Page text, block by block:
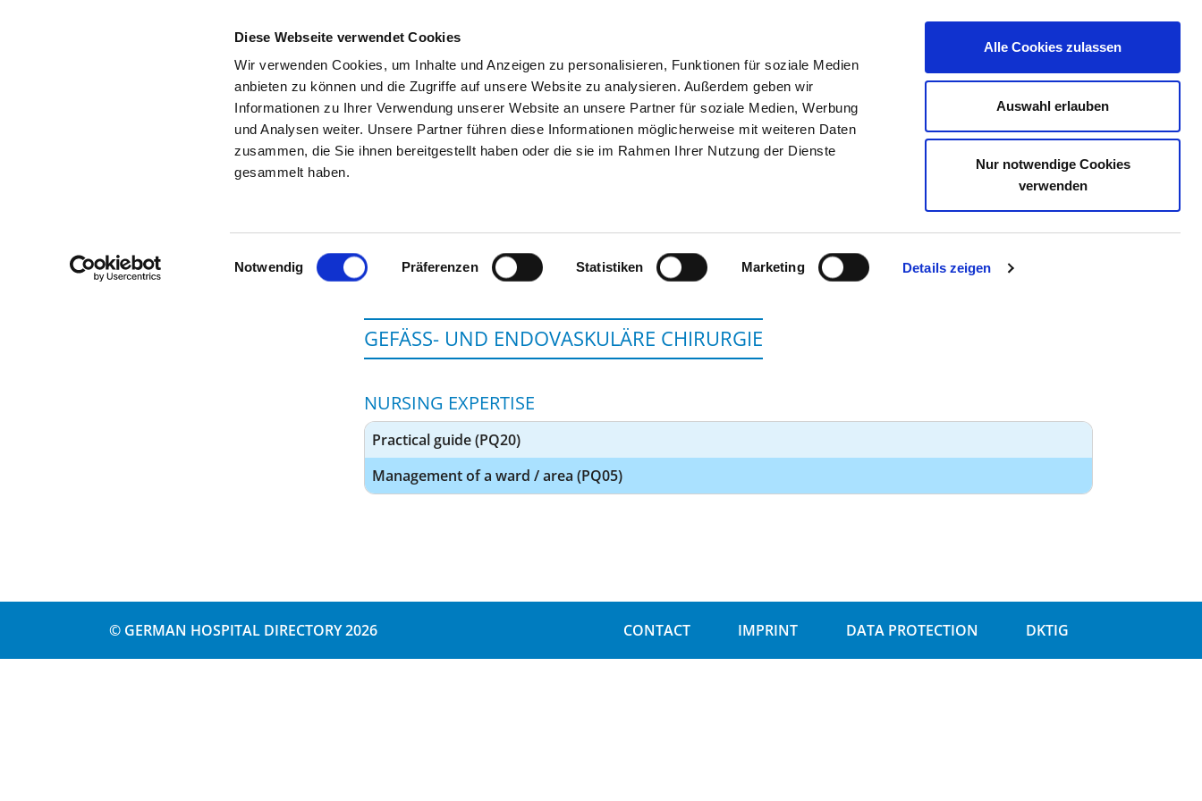
Diese Webseite verwendet Cookies
Wir verwenden Cookies, um Inhalte und Anzeigen zu personalisieren, Funktionen für soziale Medien
anbieten zu können und die Zugriffe auf unsere Website zu analysieren. Außerdem geben wir
Informationen zu Ihrer Verwendung unserer Website an unsere Partner für soziale Medien, Werbung
und Analysen weiter. Unsere Partner führen diese Informationen möglicherweise mit weiteren Daten
zusammen, die Sie ihnen bereitgestellt haben oder die sie im Rahmen Ihrer Nutzung der Dienste
gesammelt haben.
Einwilligungsauswahl
Notwendig Präferenzen Statistiken Marketing Details zeigen
Alle Cookies zulassen
Auswahl erlauben
Nur notwendige Cookies
verwenden
SEARCH TIPS & HELP THE GHD CONTACT YOUR OPINION
To the specialist department
GEFÄSS- UND ENDOVASKULÄRE CHIRURGIE
NURSING EXPERTISE
Practical guide (PQ20)
Management of a ward / area (PQ05)
© GERMAN HOSPITAL DIRECTORY 2026 CONTACT IMPRINT DATA PROTECTION DKTIG